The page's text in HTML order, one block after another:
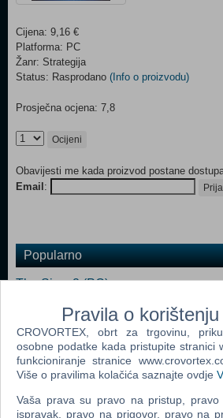
Cijena: 9,16 €
Platforma: PC
Žanr: Strategija
Status: Rasprodano (Info o proizvodu)
Prosječna ocjena: 7,8
Ocijeni
Obavijesti me kada proizvod postane
Email :
Popularno
The Sims 2 (PC)
The Sims 2 Pets Expansion Pack
Bratz Rock Angelz (PC)
Rome Total War (PC)
Medieval II Total War (PC)
Stronghold Legends (PC)
Pravila o
CROVORTEX, obrt za trgovinu,
osobne podatke kada pristupite stranici
funkcioniranje stranice
Više o pravilima kolačića saznajte ovdje
Vaša prava su pravo na pristup,
ispravak, pravo na prigovor, pravo na